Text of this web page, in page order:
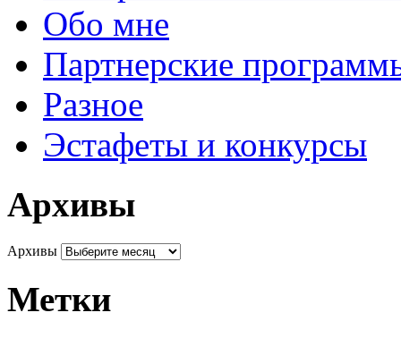
Обо мне
Партнерские
Разное
Эстафеты и конкурсы
Архивы
Архивы
Метки